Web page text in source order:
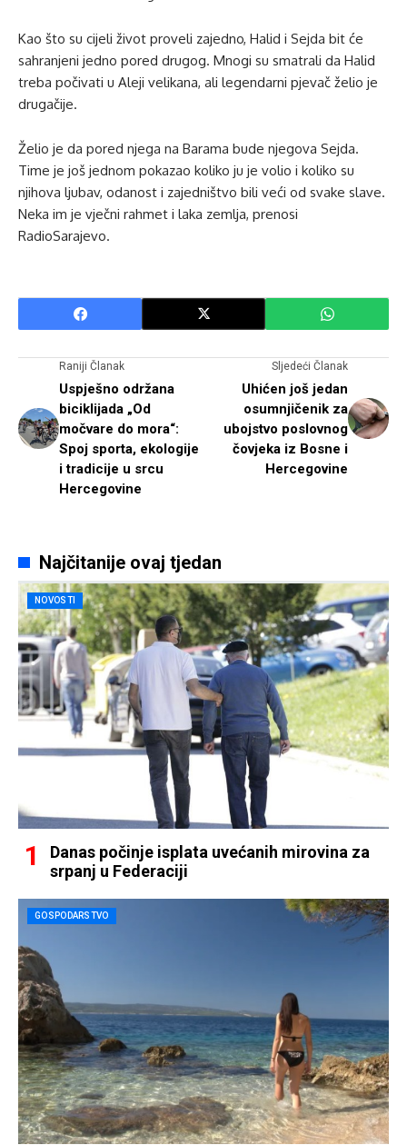
Kao što su cijeli život proveli zajedno, Halid i Sejda bit će
sahranjeni jedno pored drugog. Mnogi su smatrali da Halid
treba počivati u Aleji velikana, ali legendarni pjevač želio je
drugačije.
Želio je da pored njega na Barama bude njegova Sejda.
Time je još jednom pokazao koliko ju je volio i koliko su
njihova ljubav, odanost i zajedništvo bili veći od svake slave.
Neka im je vječni rahmet i laka zemlja, prenosi
RadioSarajevo.
Raniji Članak
Uspješno održana
biciklijada „Od
močvare do mora“:
Spoj sporta, ekologije
i tradicije u srcu
Hercegovine
Sljedeći Članak
Uhićen još jedan
osumnjičenik za
ubojstvo poslovnog
čovjeka iz Bosne i
Hercegovine
Najčitanije ovaj tjedan
NOVOSTI
Danas počinje isplata uvećanih mirovina za
srpanj u Federaciji
GOSPODARSTVO